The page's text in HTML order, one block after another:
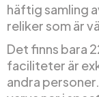
häftig samling
reliker som är
Det finns bara
faciliteter är
andra